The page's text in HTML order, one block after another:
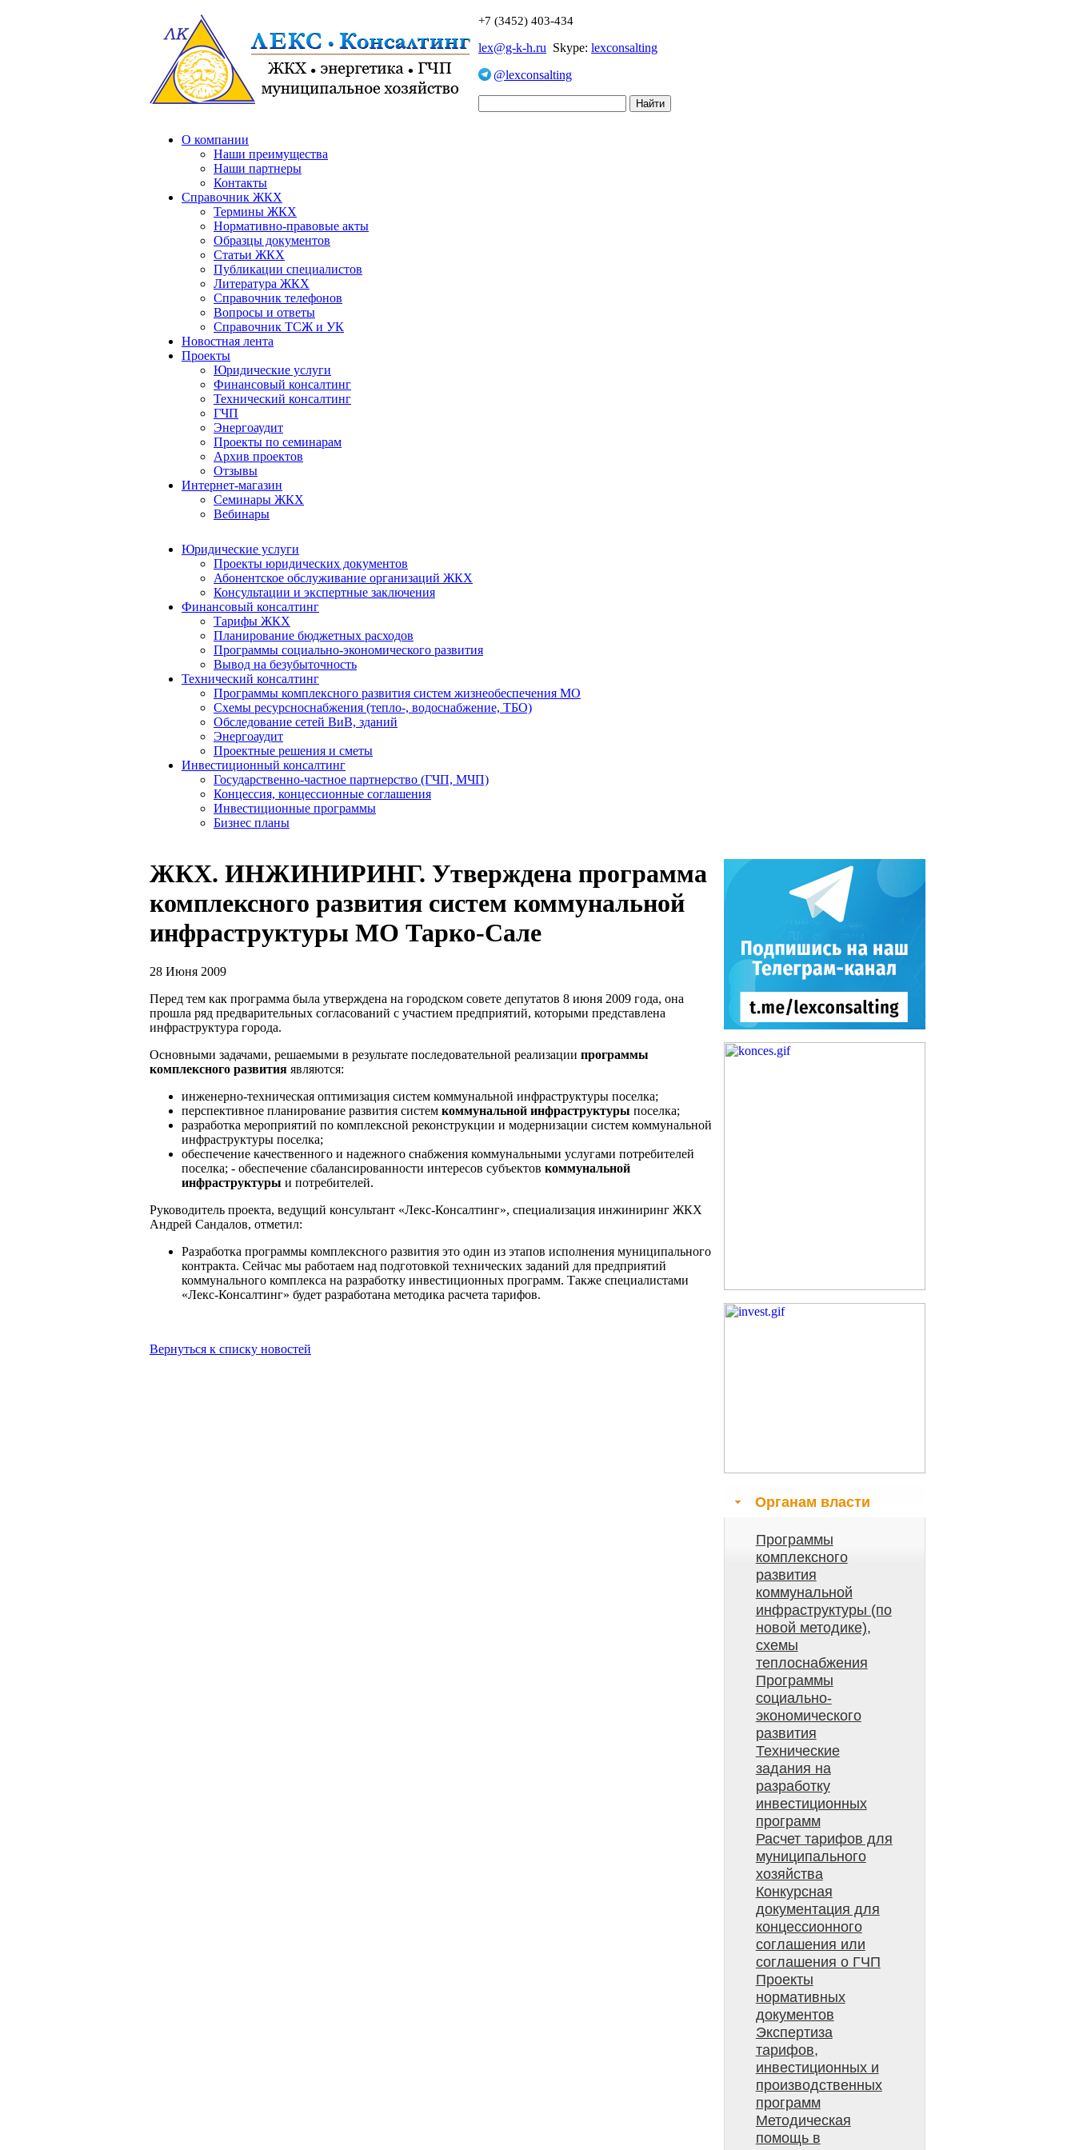
+7 (3452) 403-434
lex@g-k-h.ru Skype: lexconsalting
@lexconsalting
О компании
Наши преимущества
Наши партнеры
Контакты
Справочник ЖКХ
Термины ЖКХ
Нормативно-правовые акты
Образцы документов
Статьи ЖКХ
Публикации специалистов
Литература ЖКХ
Справочник телефонов
Вопросы и ответы
Справочник ТСЖ и УК
Новостная лента
Проекты
Юридические услуги
Финансовый консалтинг
Технический консалтинг
ГЧП
Энергоаудит
Проекты по семинарам
Архив проектов
Отзывы
Интернет-магазин
Семинары ЖКХ
Вебинары
Юридические услуги
Проекты юридических документов
Абонентское обслуживание организаций ЖКХ
Консультации и экспертные заключения
Финансовый консалтинг
Тарифы ЖКХ
Планирование бюджетных расходов
Программы социально-экономического развития
Вывод на безубыточность
Технический консалтинг
Программы комплексного развития систем жизнеобеспечения МО
Схемы ресурсноснабжения (тепло-, водоснабжение, ТБО)
Обследование сетей ВиВ, зданий
Энергоаудит
Проектные решения и сметы
Инвестиционный консалтинг
Государственно-частное партнерство (ГЧП, МЧП)
Концессия, концессионные соглашения
Инвестиционные программы
Бизнес планы
ЖКХ. ИНЖИНИРИНГ. Утверждена программа
комплексного развития систем коммунальной
инфраструктуры МО Тарко-Сале
28 Июня 2009
Перед тем как программа была утверждена на городском совете депутатов 8 июня 2009 года, она
прошла ряд предварительных согласований с участием предприятий, которыми представлена
инфраструктура города.
Основными задачами, решаемыми в результате последовательной реализации программы
комплексного развития являются:
инженерно-техническая оптимизация систем коммунальной инфраструктуры поселка;
перспективное планирование развития систем коммунальной инфраструктуры поселка;
разработка мероприятий по комплексной реконструкции и модернизации систем коммунальной
инфраструктуры поселка;
обеспечение качественного и надежного снабжения коммунальными услугами потребителей
поселка; - обеспечение сбалансированности интересов субъектов коммунальной
инфраструктуры и потребителей.
Руководитель проекта, ведущий консультант «Лекс-Консалтинг», специализация инжиниринг ЖКХ
Андрей Сандалов, отметил:
Разработка программы комплексного развития это один из этапов исполнения муниципального
контракта. Сейчас мы работаем над подготовкой технических заданий для предприятий
коммунального комплекса на разработку инвестиционных программ. Также специалистами
«Лекс-Консалтинг» будет разработана методика расчета тарифов.
Вернуться к списку новостей
Органам власти
Программы
комплексного
развития
коммунальной
инфраструктуры (по
новой методике),
схемы
теплоснабжения
Программы
социально-
экономического
развития
Технические
задания на
разработку
инвестиционных
программ
Расчет тарифов для
муниципального
хозяйства
Конкурсная
документация для
концессионного
соглашения или
соглашения о ГЧП
Проекты
нормативных
документов
Экспертиза
тарифов,
инвестиционных и
производственных
программ
Методическая
помощь в